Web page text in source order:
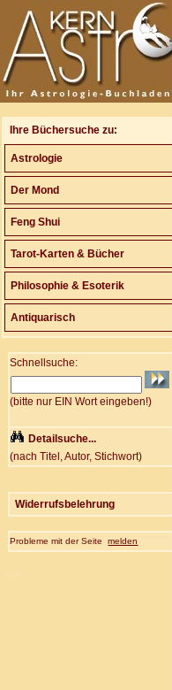
Ihre Büchersuche zu:
Astrologie
Der Mond
Feng Shui
Tarot-Karten & Bücher
Philosophie & Esoterik
Antiquarisch
Schnellsuche:
(bitte nur EIN Wort eingeben!)
Detailsuche...
(nach Titel, Autor, Stichwort)
Widerrufsbelehrung
Probleme mit der Seite melden